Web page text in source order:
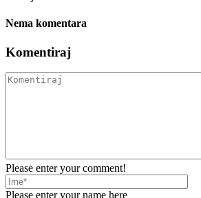
Nema komentara
Komentiraj
Please enter your comment!
Please enter your name here